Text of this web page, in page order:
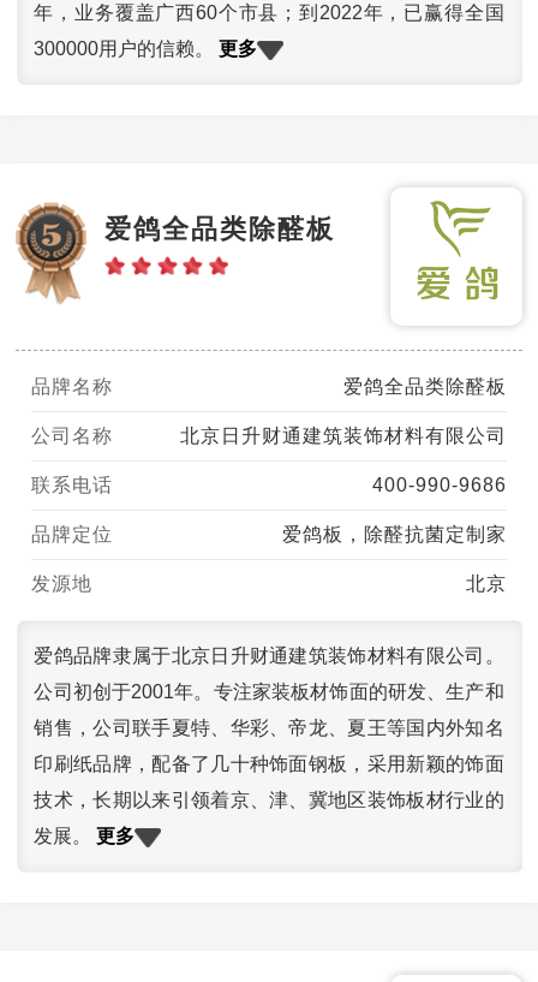
年，业务覆盖广西60个市县；到2022年，已赢得全国
300000用户的信赖。更多
爱鸽全品类除醛板
品牌名称 爱鸽全品类除醛板
公司名称 北京日升财通建筑装饰材料有限公司
联系电话 400-990-9686
品牌定位 爱鸽板，除醛抗菌定制家
发源地 北京
爱鸽品牌隶属于北京日升财通建筑装饰材料有限公司。
公司初创于2001年。专注家装板材饰面的研发、生产和
销售，公司联手夏特、华彩、帝龙、夏王等国内外知名
印刷纸品牌，配备了几十种饰面钢板，采用新颖的饰面
技术，长期以来引领着京、津、冀地区装饰板材行业的
发展。更多